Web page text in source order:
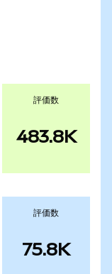
評価数
483.8K
評価数
75.8K